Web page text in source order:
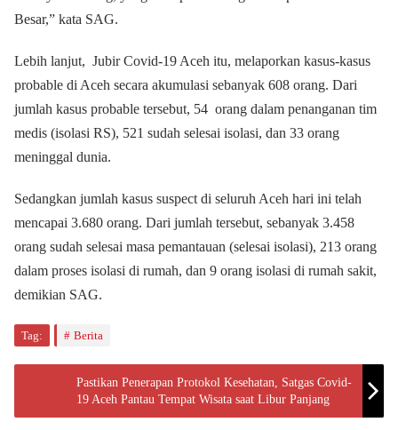
Besar,” kata SAG.
Lebih lanjut, Jubir Covid-19 Aceh itu, melaporkan kasus-kasus
probable di Aceh secara akumulasi sebanyak 608 orang. Dari
jumlah kasus probable tersebut, 54 orang dalam penanganan tim
medis (isolasi RS), 521 sudah selesai isolasi, dan 33 orang
meninggal dunia.
Sedangkan jumlah kasus suspect di seluruh Aceh hari ini telah
mencapai 3.680 orang. Dari jumlah tersebut, sebanyak 3.458
orang sudah selesai masa pemantauan (selesai isolasi), 213 orang
dalam proses isolasi di rumah, dan 9 orang isolasi di rumah sakit,
demikian SAG.
Tag: Berita
Pastikan Penerapan Protokol Kesehatan, Satgas Covid-
19 Aceh Pantau Tempat Wisata saat Libur Panjang